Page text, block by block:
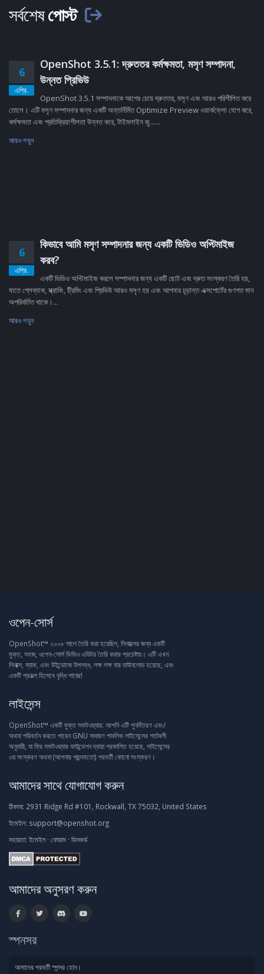
সর্বশেষপোস্ট
6
এপ্রি.
OpenShot 3.5.1: দ্রুততর কর্মক্ষমতা, মসৃণ সম্পাদনা,
উন্নত প্রিভিউ
OpenShot 3.5.1 সম্পাদনাকে আগের চেয়ে দ্রুততর, মসৃণ এবং আরও পরিশীলিত করে
তোলে। এটি মসৃণ সম্পাদনার জন্য একটি অন্তর্নির্মিত Optimize Preview ওয়ার্কফ্লো যোগ করে,
কর্মক্ষমতা এবং প্রতিক্রিয়াশীলতা উন্নত করে, টাইমলাইন জু......
আরও পড়ুন
6
এপ্রি.
কিভাবে আমি মসৃণ সম্পাদনার জন্য একটি ভিডিও অপ্টিমাইজ
করব?
একটি ভিডিও অপ্টিমাইজ করলে সম্পাদনার জন্য একটি ছোট এবং দ্রুত সংস্করণ তৈরি হয়,
যাতে প্লেব্যাক, স্ক্রাবিং, ট্রিমিং এবং প্রিভিউ আরও মসৃণ হয় এবং আপনার চূড়ান্ত এক্সপোর্টের গুণগত মান
অপরিবর্তিত থাকে।...
আরও পড়ুন
ওপেন-সোর্স
OpenShot™ ২০০৮ সালে তৈরি করা হয়েছিল, লিনাক্সের জন্য একটি
মুক্ত, সহজ, ওপেন-সোর্স ভিডিও এডিটর তৈরি করার প্রচেষ্টায়। এটি এখন
লিনাক্স, ম্যাক, এবং উইন্ডোজে উপলব্ধ, লক্ষ লক্ষ বার ডাউনলোড হয়েছে, এবং
একটি প্রকল্প হিসেবে বৃদ্ধি পাচ্ছে!
লাইসেন্স
OpenShot™ একটি মুক্ত সফটওয়্যার: আপনি এটি পুনর্বিতরণ এবং/
অথবা পরিবর্তন করতে পারেন GNU সাধারণ পাবলিক লাইসেন্সের শর্তাবলী
অনুযায়ী, যা ফ্রি সফটওয়্যার ফাউন্ডেশন দ্বারা প্রকাশিত হয়েছে, লাইসেন্সের
৩য় সংস্করণ অথবা (আপনার পছন্দমতো) পরবর্তী কোনো সংস্করণ।
আমাদের সাথে যোগাযোগ করুন
ঠিকানা: 2931 Ridge Rd #101, Rockwall, TX 75032, United States
ইমেইল: support@openshot.org
সহায়তা: ইমেইল · ফোরাম · ডিসকর্ড
আমাদের অনুসরণ করুন
স্পনসর
আমাদের পরবর্তী স্পন্সর হোন।